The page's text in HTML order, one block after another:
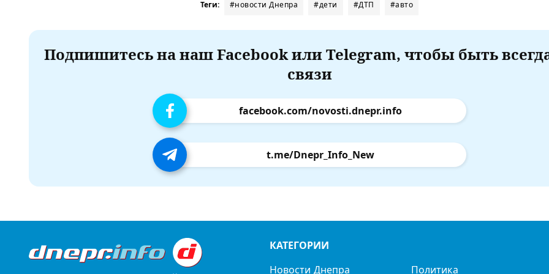
Теги: #новости Днепра #дети #ДТП #авто
Подпишитесь на наш Facebook или Telegram, чтобы быть
связи
facebook.com/novosti.dnepr.info
t.me/Dnepr_Info_New
КАТЕГОРИИ
Новости Днепра
Политика